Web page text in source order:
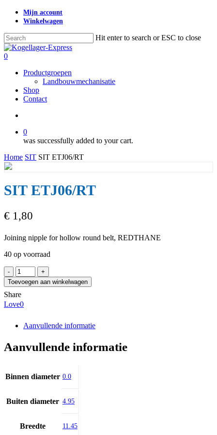
Skip
content
Mijn account
Winkelwagen
Hit enter to search or ESC to close
Close
Search
search
0
Productgroepen
Landbouwmechanisatie
Shop
Contact
0
was successfully added to your cart.
Home SIT SIT ETJ06/RT
SIT ETJ06/RT
€ 1,80
Joining nipple for hollow round belt, REDTHANE
40 op voorraad
SIT
ETJ06/RT
aantal
Toevoegen aan winkelwagen
Share
Love0
Aanvullende informatie
Aanvullende informatie
Binnen diameter 0.0
Buiten diameter 4.95
Breedte 11.45